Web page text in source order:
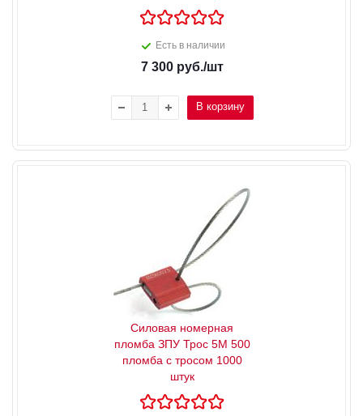
Есть в наличии
7 300руб./шт
В корзину
Силовая номерная
пломба ЗПУ Трос 5М 500
пломба с тросом 1000
штук